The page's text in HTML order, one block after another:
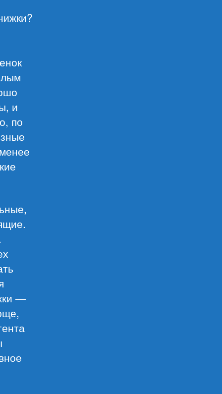
и
по
—